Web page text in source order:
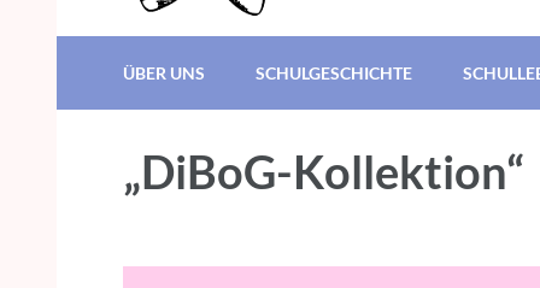
Dietrich-Bonhoeffer-
ÜBER UNS SCHULGESCHICHTE
„DiBoG-Kollektion“